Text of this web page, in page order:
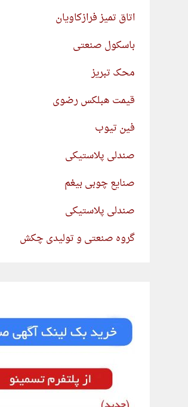
اتاق تمیز فرازکاویان
باسکول صنعتی
محک تبریز
قیمت هبلکس رضوی
فین تیوب
صندلی پلاستیکی
صنایع چوبی بیغم
صندلی پلاستیکی
گروه صنعتی و تولیدی چکش